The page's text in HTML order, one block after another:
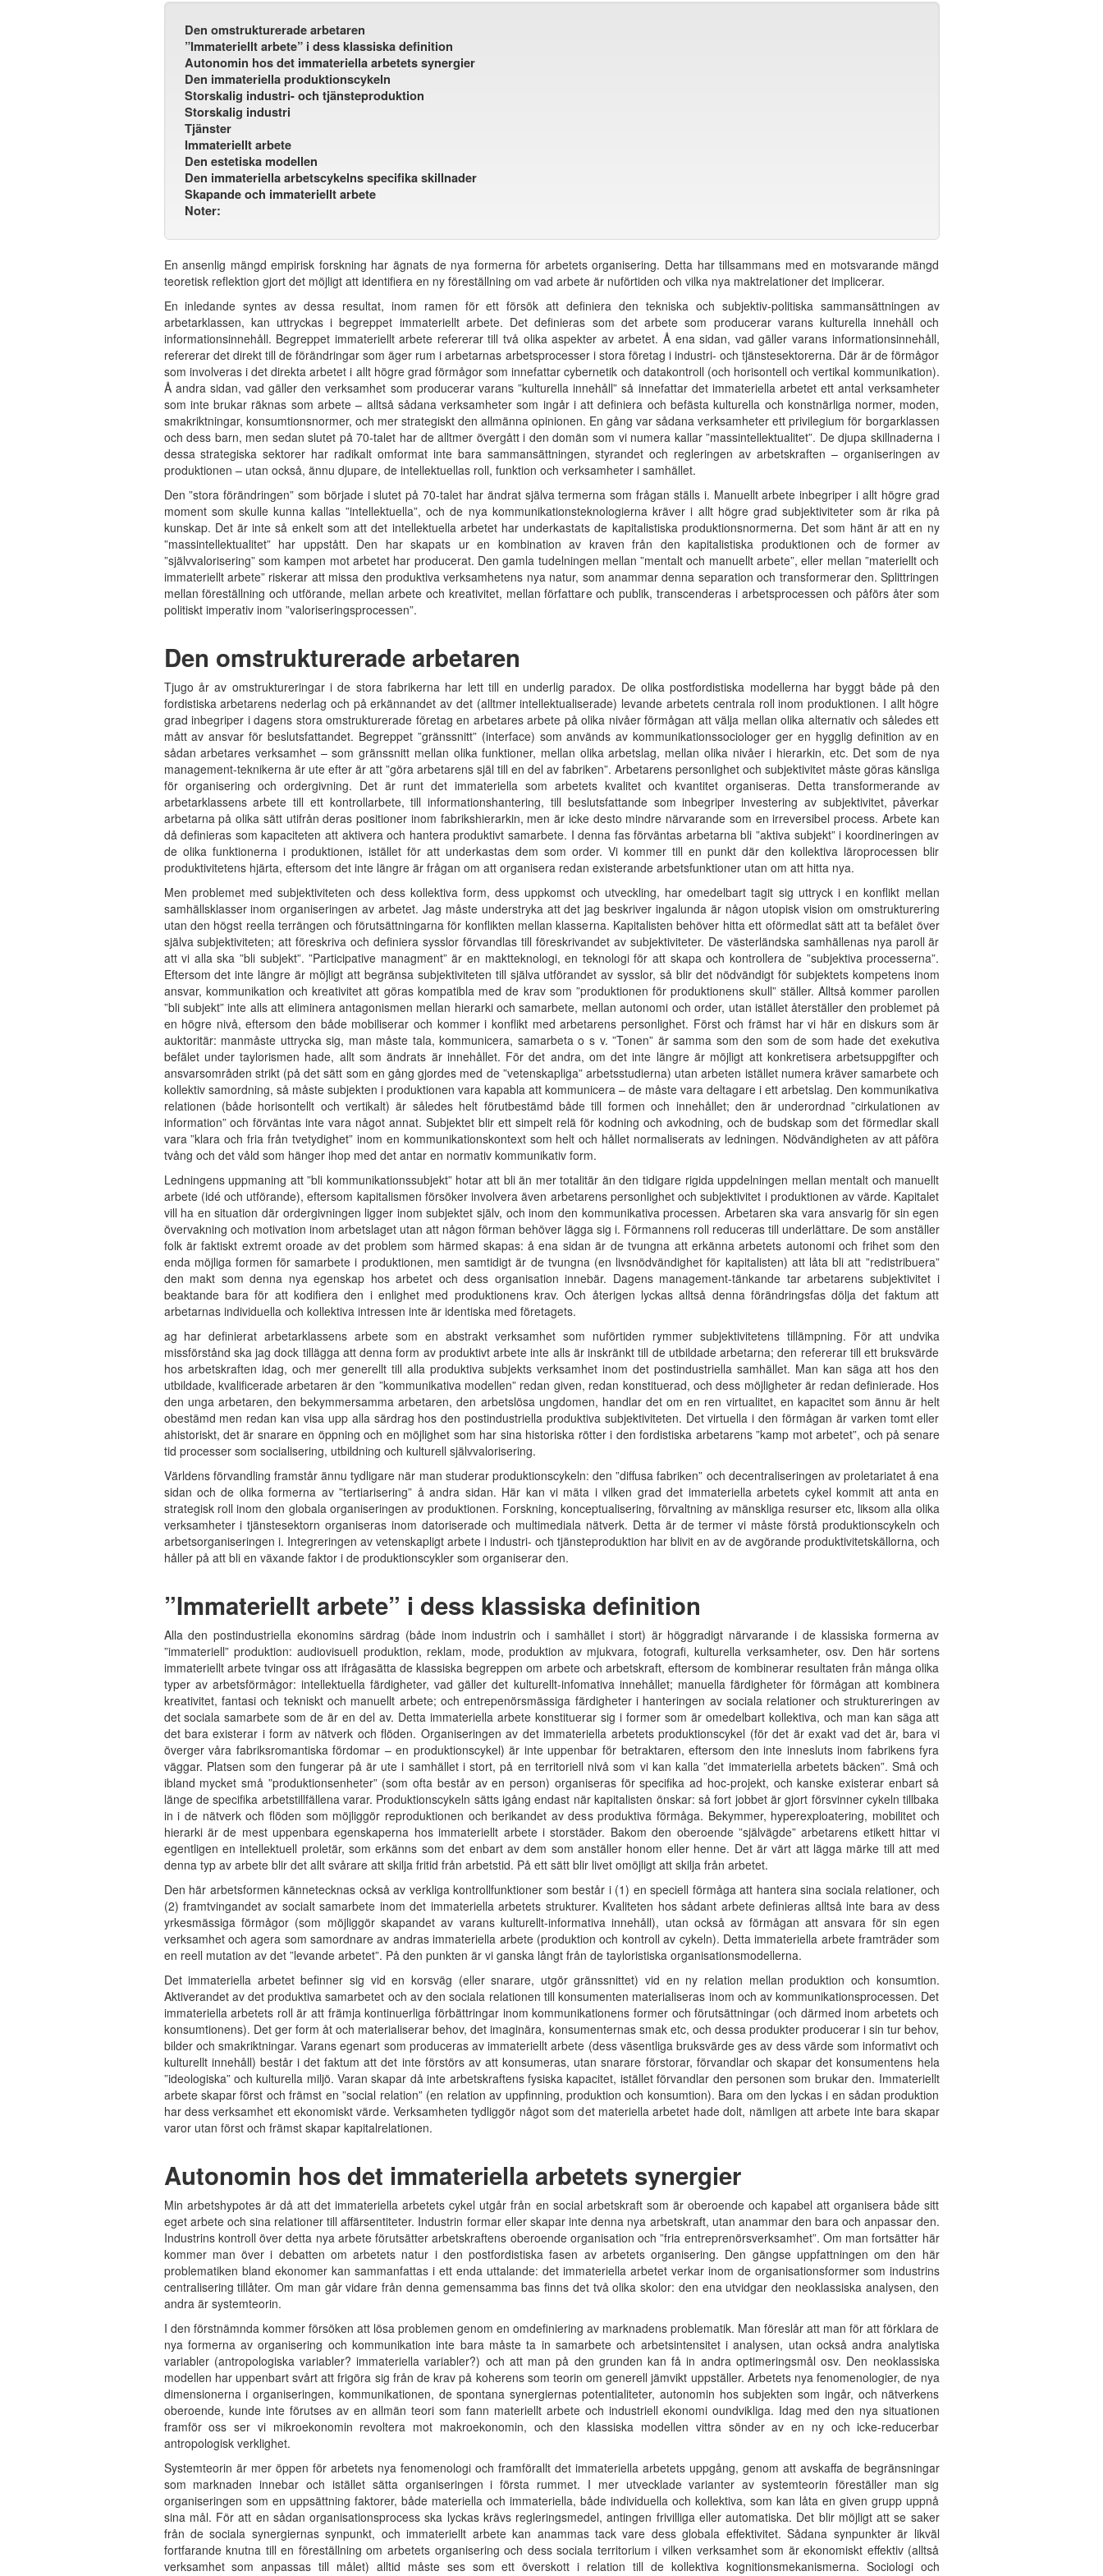
Den omstrukturerade arbetaren
”Immateriellt arbete” i dess klassiska definition
Autonomin hos det immateriella arbetets synergier
Den immateriella produktionscykeln
Storskalig industri- och tjänsteproduktion
Storskalig industri
Tjänster
Immateriellt arbete
Den estetiska modellen
Den immateriella arbetscykelns specifika skillnader
Skapande och immateriellt arbete
Noter:
En ansenlig mängd empirisk forskning har ägnats de nya formerna för arbetets organisering. Detta har tillsammans med en motsvarande mängd
teoretisk reflektion gjort det möjligt att identifiera en ny föreställning om vad arbete är nuförtiden och vilka nya maktrelationer det implicerar.
En inledande syntes av dessa resultat, inom ramen för ett försök att definiera den tekniska och subjektiv-politiska sammansättningen av
arbetarklassen, kan uttryckas i begreppet immateriellt arbete. Det definieras som det arbete som producerar varans kulturella innehåll och
informationsinnehåll. Begreppet immateriellt arbete refererar till två olika aspekter av arbetet. Å ena sidan, vad gäller varans informationsinnehåll,
refererar det direkt till de förändringar som äger rum i arbetarnas arbetsprocesser i stora företag i industri- och tjänstesektorerna. Där är de förmågor
som involveras i det direkta arbetet i allt högre grad förmågor som innefattar cybernetik och datakontroll (och horisontell och vertikal kommunikation).
Å andra sidan, vad gäller den verksamhet som producerar varans ”kulturella innehåll” så innefattar det immateriella arbetet ett antal verksamheter
som inte brukar räknas som arbete – alltså sådana verksamheter som ingår i att definiera och befästa kulturella och konstnärliga normer, moden,
smakriktningar, konsumtionsnormer, och mer strategiskt den allmänna opinionen. En gång var sådana verksamheter ett privilegium för borgarklassen
och dess barn, men sedan slutet på 70-talet har de alltmer övergått i den domän som vi numera kallar ”massintellektualitet”. De djupa skillnaderna i
dessa strategiska sektorer har radikalt omformat inte bara sammansättningen, styrandet och regleringen av arbetskraften – organiseringen av
produktionen – utan också, ännu djupare, de intellektuellas roll, funktion och verksamheter i samhället.
Den ”stora förändringen” som började i slutet på 70-talet har ändrat själva termerna som frågan ställs i. Manuellt arbete inbegriper i allt högre grad
moment som skulle kunna kallas ”intellektuella”, och de nya kommunikationsteknologierna kräver i allt högre grad subjektiviteter som är rika på
kunskap. Det är inte så enkelt som att det intellektuella arbetet har underkastats de kapitalistiska produktionsnormerna. Det som hänt är att en ny
”massintellektualitet” har uppstått. Den har skapats ur en kombination av kraven från den kapitalistiska produktionen och de former av
”självvalorisering” som kampen mot arbetet har producerat. Den gamla tudelningen mellan ”mentalt och manuellt arbete”, eller mellan ”materiellt och
immateriellt arbete” riskerar att missa den produktiva verksamhetens nya natur, som anammar denna separation och transformerar den. Splittringen
mellan föreställning och utförande, mellan arbete och kreativitet, mellan författare och publik, transcenderas i arbetsprocessen och påförs åter som
politiskt imperativ inom ”valoriseringsprocessen”.
Den omstrukturerade arbetaren
Tjugo år av omstruktureringar i de stora fabrikerna har lett till en underlig paradox. De olika postfordistiska modellerna har byggt både på den
fordistiska arbetarens nederlag och på erkännandet av det (alltmer intellektualiserade) levande arbetets centrala roll inom produktionen. I allt högre
grad inbegriper i dagens stora omstrukturerade företag en arbetares arbete på olika nivåer förmågan att välja mellan olika alternativ och således ett
mått av ansvar för beslutsfattandet. Begreppet ”gränssnitt” (interface) som används av kommunikationssociologer ger en hygglig definition av en
sådan arbetares verksamhet – som gränssnitt mellan olika funktioner, mellan olika arbetslag, mellan olika nivåer i hierarkin, etc. Det som de nya
management-teknikerna är ute efter är att ”göra arbetarens själ till en del av fabriken”. Arbetarens personlighet och subjektivitet måste göras känsliga
för organisering och ordergivning. Det är runt det immateriella som arbetets kvalitet och kvantitet organiseras. Detta transformerande av
arbetarklassens arbete till ett kontrollarbete, till informationshantering, till beslutsfattande som inbegriper investering av subjektivitet, påverkar
arbetarna på olika sätt utifrån deras positioner inom fabrikshierarkin, men är icke desto mindre närvarande som en irreversibel process. Arbete kan
då definieras som kapaciteten att aktivera och hantera produktivt samarbete. I denna fas förväntas arbetarna bli ”aktiva subjekt” i koordineringen av
de olika funktionerna i produktionen, istället för att underkastas dem som order. Vi kommer till en punkt där den kollektiva läroprocessen blir
produktivitetens hjärta, eftersom det inte längre är frågan om att organisera redan existerande arbetsfunktioner utan om att hitta nya.
Men problemet med subjektiviteten och dess kollektiva form, dess uppkomst och utveckling, har omedelbart tagit sig uttryck i en konflikt mellan
samhällsklasser inom organiseringen av arbetet. Jag måste understryka att det jag beskriver ingalunda är någon utopisk vision om omstrukturering
utan den högst reella terrängen och förutsättningarna för konflikten mellan klasserna. Kapitalisten behöver hitta ett oförmedlat sätt att ta befälet över
själva subjektiviteten; att föreskriva och definiera sysslor förvandlas till föreskrivandet av subjektiviteter. De västerländska samhällenas nya paroll är
att vi alla ska ”bli subjekt”. ”Participative managment” är en maktteknologi, en teknologi för att skapa och kontrollera de ”subjektiva processerna”.
Eftersom det inte längre är möjligt att begränsa subjektiviteten till själva utförandet av sysslor, så blir det nödvändigt för subjektets kompetens inom
ansvar, kommunikation och kreativitet att göras kompatibla med de krav som ”produktionen för produktionens skull” ställer. Alltså kommer parollen
”bli subjekt” inte alls att eliminera antagonismen mellan hierarki och samarbete, mellan autonomi och order, utan istället återställer den problemet på
en högre nivå, eftersom den både mobiliserar och kommer i konflikt med arbetarens personlighet. Först och främst har vi här en diskurs som är
auktoritär: manmåste uttrycka sig, man måste tala, kommunicera, samarbeta o s v. ”Tonen” är samma som den som de som hade det exekutiva
befälet under taylorismen hade, allt som ändrats är innehållet. För det andra, om det inte längre är möjligt att konkretisera arbetsuppgifter och
ansvarsområden strikt (på det sätt som en gång gjordes med de ”vetenskapliga” arbetsstudierna) utan arbeten istället numera kräver samarbete och
kollektiv samordning, så måste subjekten i produktionen vara kapabla att kommunicera – de måste vara deltagare i ett arbetslag. Den kommunikativa
relationen (både horisontellt och vertikalt) är således helt förutbestämd både till formen och innehållet; den är underordnad ”cirkulationen av
information” och förväntas inte vara något annat. Subjektet blir ett simpelt relä för kodning och avkodning, och de budskap som det förmedlar skall
vara ”klara och fria från tvetydighet” inom en kommunikationskontext som helt och hållet normaliserats av ledningen. Nödvändigheten av att påföra
tvång och det våld som hänger ihop med det antar en normativ kommunikativ form.
Ledningens uppmaning att ”bli kommunikationssubjekt” hotar att bli än mer totalitär än den tidigare rigida uppdelningen mellan mentalt och manuellt
arbete (idé och utförande), eftersom kapitalismen försöker involvera även arbetarens personlighet och subjektivitet i produktionen av värde. Kapitalet
vill ha en situation där ordergivningen ligger inom subjektet själv, och inom den kommunikativa processen. Arbetaren ska vara ansvarig för sin egen
övervakning och motivation inom arbetslaget utan att någon förman behöver lägga sig i. Förmannens roll reduceras till underlättare. De som anställer
folk är faktiskt extremt oroade av det problem som härmed skapas: å ena sidan är de tvungna att erkänna arbetets autonomi och frihet som den
enda möjliga formen för samarbete i produktionen, men samtidigt är de tvungna (en livsnödvändighet för kapitalisten) att låta bli att ”redistribuera”
den makt som denna nya egenskap hos arbetet och dess organisation innebär. Dagens management-tänkande tar arbetarens subjektivitet i
beaktande bara för att kodifiera den i enlighet med produktionens krav. Och återigen lyckas alltså denna förändringsfas dölja det faktum att
arbetarnas individuella och kollektiva intressen inte är identiska med företagets.
ag har definierat arbetarklassens arbete som en abstrakt verksamhet som nuförtiden rymmer subjektivitetens tillämpning. För att undvika
missförstånd ska jag dock tillägga att denna form av produktivt arbete inte alls är inskränkt till de utbildade arbetarna; den refererar till ett bruksvärde
hos arbetskraften idag, och mer generellt till alla produktiva subjekts verksamhet inom det postindustriella samhället. Man kan säga att hos den
utbildade, kvalificerade arbetaren är den ”kommunikativa modellen” redan given, redan konstituerad, och dess möjligheter är redan definierade. Hos
den unga arbetaren, den bekymmersamma arbetaren, den arbetslösa ungdomen, handlar det om en ren virtualitet, en kapacitet som ännu är helt
obestämd men redan kan visa upp alla särdrag hos den postindustriella produktiva subjektiviteten. Det virtuella i den förmågan är varken tomt eller
ahistoriskt, det är snarare en öppning och en möjlighet som har sina historiska rötter i den fordistiska arbetarens ”kamp mot arbetet”, och på senare
tid processer som socialisering, utbildning och kulturell självvalorisering.
Världens förvandling framstår ännu tydligare när man studerar produktionscykeln: den ”diffusa fabriken” och decentraliseringen av proletariatet å ena
sidan och de olika formerna av ”tertiarisering” å andra sidan. Här kan vi mäta i vilken grad det immateriella arbetets cykel kommit att anta en
strategisk roll inom den globala organiseringen av produktionen. Forskning, konceptualisering, förvaltning av mänskliga resurser etc, liksom alla olika
verksamheter i tjänstesektorn organiseras inom datoriserade och multimediala nätverk. Detta är de termer vi måste förstå produktionscykeln och
arbetsorganiseringen i. Integreringen av vetenskapligt arbete i industri- och tjänsteproduktion har blivit en av de avgörande produktivitetskällorna, och
håller på att bli en växande faktor i de produktionscykler som organiserar den.
”Immateriellt arbete” i dess klassiska definition
Alla den postindustriella ekonomins särdrag (både inom industrin och i samhället i stort) är höggradigt närvarande i de klassiska formerna av
”immateriell” produktion: audiovisuell produktion, reklam, mode, produktion av mjukvara, fotografi, kulturella verksamheter, osv. Den här sortens
immateriellt arbete tvingar oss att ifrågasätta de klassiska begreppen om arbete och arbetskraft, eftersom de kombinerar resultaten från många olika
typer av arbetsförmågor: intellektuella färdigheter, vad gäller det kulturellt-infomativa innehållet; manuella färdigheter för förmågan att kombinera
kreativitet, fantasi och tekniskt och manuellt arbete; och entrepenörsmässiga färdigheter i hanteringen av sociala relationer och struktureringen av
det sociala samarbete som de är en del av. Detta immateriella arbete konstituerar sig i former som är omedelbart kollektiva, och man kan säga att
det bara existerar i form av nätverk och flöden. Organiseringen av det immateriella arbetets produktionscykel (för det är exakt vad det är, bara vi
överger våra fabriksromantiska fördomar – en produktionscykel) är inte uppenbar för betraktaren, eftersom den inte innesluts inom fabrikens fyra
väggar. Platsen som den fungerar på är ute i samhället i stort, på en territoriell nivå som vi kan kalla ”det immateriella arbetets bäcken”. Små och
ibland mycket små ”produktionsenheter” (som ofta består av en person) organiseras för specifika ad hoc-projekt, och kanske existerar enbart så
länge de specifika arbetstillfällena varar. Produktionscykeln sätts igång endast när kapitalisten önskar: så fort jobbet är gjort försvinner cykeln tillbaka
in i de nätverk och flöden som möjliggör reproduktionen och berikandet av dess produktiva förmåga. Bekymmer, hyperexploatering, mobilitet och
hierarki är de mest uppenbara egenskaperna hos immateriellt arbete i storstäder. Bakom den oberoende ”självägde” arbetarens etikett hittar vi
egentligen en intellektuell proletär, som erkänns som det enbart av dem som anställer honom eller henne. Det är värt att lägga märke till att med
denna typ av arbete blir det allt svårare att skilja fritid från arbetstid. På ett sätt blir livet omöjligt att skilja från arbetet.
Den här arbetsformen kännetecknas också av verkliga kontrollfunktioner som består i (1) en speciell förmåga att hantera sina sociala relationer, och
(2) framtvingandet av socialt samarbete inom det immateriella arbetets strukturer. Kvaliteten hos sådant arbete definieras alltså inte bara av dess
yrkesmässiga förmågor (som möjliggör skapandet av varans kulturellt-informativa innehåll), utan också av förmågan att ansvara för sin egen
verksamhet och agera som samordnare av andras immateriella arbete (produktion och kontroll av cykeln). Detta immateriella arbete framträder som
en reell mutation av det ”levande arbetet”. På den punkten är vi ganska långt från de tayloristiska organisationsmodellerna.
Det immateriella arbetet befinner sig vid en korsväg (eller snarare, utgör gränssnittet) vid en ny relation mellan produktion och konsumtion.
Aktiverandet av det produktiva samarbetet och av den sociala relationen till konsumenten materialiseras inom och av kommunikationsprocessen. Det
immateriella arbetets roll är att främja kontinuerliga förbättringar inom kommunikationens former och förutsättningar (och därmed inom arbetets och
konsumtionens). Det ger form åt och materialiserar behov, det imaginära, konsumenternas smak etc, och dessa produkter producerar i sin tur behov,
bilder och smakriktningar. Varans egenart som produceras av immateriellt arbete (dess väsentliga bruksvärde ges av dess värde som informativt och
kulturellt innehåll) består i det faktum att det inte förstörs av att konsumeras, utan snarare förstorar, förvandlar och skapar det konsumentens hela
”ideologiska” och kulturella miljö. Varan skapar då inte arbetskraftens fysiska kapacitet, istället förvandlar den personen som brukar den. Immateriellt
arbete skapar först och främst en ”social relation” (en relation av uppfinning, produktion och konsumtion). Bara om den lyckas i en sådan produktion
har dess verksamhet ett ekonomiskt värde. Verksamheten tydliggör något som det materiella arbetet hade dolt, nämligen att arbete inte bara skapar
varor utan först och främst skapar kapitalrelationen.
Autonomin hos det immateriella arbetets synergier
Min arbetshypotes är då att det immateriella arbetets cykel utgår från en social arbetskraft som är oberoende och kapabel att organisera både sitt
eget arbete och sina relationer till affärsentiteter. Industrin formar eller skapar inte denna nya arbetskraft, utan anammar den bara och anpassar den.
Industrins kontroll över detta nya arbete förutsätter arbetskraftens oberoende organisation och ”fria entreprenörsverksamhet”. Om man fortsätter här
kommer man över i debatten om arbetets natur i den postfordistiska fasen av arbetets organisering. Den gängse uppfattningen om den här
problematiken bland ekonomer kan sammanfattas i ett enda uttalande: det immateriella arbetet verkar inom de organisationsformer som industrins
centralisering tillåter. Om man går vidare från denna gemensamma bas finns det två olika skolor: den ena utvidgar den neoklassiska analysen, den
andra är systemteorin.
I den förstnämnda kommer försöken att lösa problemen genom en omdefiniering av marknadens problematik. Man föreslår att man för att förklara de
nya formerna av organisering och kommunikation inte bara måste ta in samarbete och arbetsintensitet i analysen, utan också andra analytiska
variabler (antropologiska variabler? immateriella variabler?) och att man på den grunden kan få in andra optimeringsmål osv. Den neoklassiska
modellen har uppenbart svårt att frigöra sig från de krav på koherens som teorin om generell jämvikt uppställer. Arbetets nya fenomenologier, de nya
dimensionerna i organiseringen, kommunikationen, de spontana synergiernas potentialiteter, autonomin hos subjekten som ingår, och nätverkens
oberoende, kunde inte förutses av en allmän teori som fann materiellt arbete och industriell ekonomi oundvikliga. Idag med den nya situationen
framför oss ser vi mikroekonomin revoltera mot makroekonomin, och den klassiska modellen vittra sönder av en ny och icke-reducerbar
antropologisk verklighet.
Systemteorin är mer öppen för arbetets nya fenomenologi och framförallt det immateriella arbetets uppgång, genom att avskaffa de begränsningar
som marknaden innebar och istället sätta organiseringen i första rummet. I mer utvecklade varianter av systemteorin föreställer man sig
organiseringen som en uppsättning faktorer, både materiella och immateriella, både individuella och kollektiva, som kan låta en given grupp uppnå
sina mål. För att en sådan organisationsprocess ska lyckas krävs regleringsmedel, antingen frivilliga eller automatiska. Det blir möjligt att se saker
från de sociala synergiernas synpunkt, och immateriellt arbete kan anammas tack vare dess globala effektivitet. Sådana synpunkter är likväl
fortfarande knutna till en föreställning om arbetets organisering och dess sociala territorium i vilken verksamhet som är ekonomiskt effektiv (alltså
verksamhet som anpassas till målet) alltid måste ses som ett överskott i relation till de kollektiva kognitionsmekanismerna. Sociologi och